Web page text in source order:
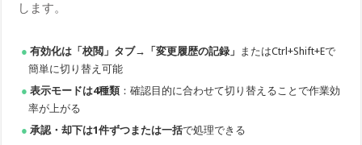
します。
有効化は「校閲」タブ→「変更履歴の記録」 またはCtrl+Shift+Eで
簡単に切り替え可能
表示モードは4種類：確認目的に合わせて切り替えることで作業効
率が上がる
承認・却下は1件ずつまたは一括で処理できる